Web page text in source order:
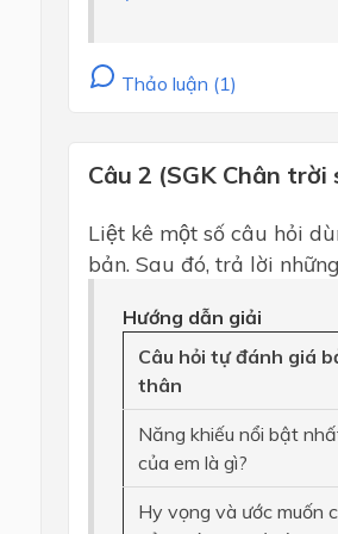
Thảo luận (1)
Câu 2 (SGK Chân
Liệt kê một số câu hỏi
bản. Sau đó, trả lời
Hướng dẫn giải
Câu hỏi tự đánh giá
thân
Năng khiếu nổi bật
của em là gì?
Hy vọng và ước muốn